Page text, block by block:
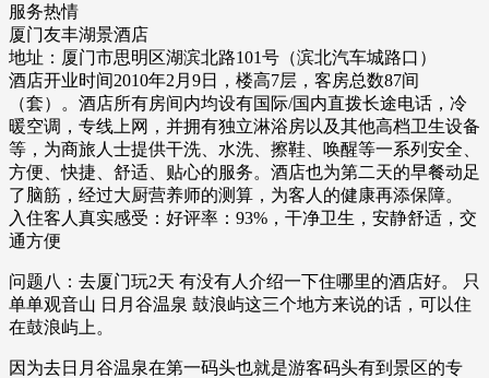
服务热情
厦门友丰湖景酒店
地址：厦门市思明区湖滨北路101号（滨北汽车城路口）
酒店开业时间2010年2月9日，楼高7层，客房总数87间
（套）。酒店所有房间内均设有国际/国内直拨长途电话，冷
暖空调，专线上网，并拥有独立淋浴房以及其他高档卫生设备
等，为商旅人士提供干洗、水洗、擦鞋、唤醒等一系列安全、
方便、快捷、舒适、贴心的服务。酒店也为第二天的早餐动足
了脑筋，经过大厨营养师的测算，为客人的健康再添保障。
入住客人真实感受：好评率：93%，干净卫生，安静舒适，交
通方便
问题八：去厦门玩2天 有没有人介绍一下住哪里的酒店好。 只
单单观音山 日月谷温泉 鼓浪屿这三个地方来说的话，可以住
在鼓浪屿上。
因为去日月谷温泉在第一码头也就是游客码头有到景区的专